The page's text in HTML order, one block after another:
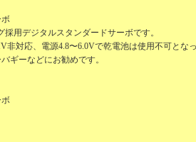
用デジタルスタンダードサーボです。
非対応、電源4.8〜6.0Vで乾電池は使用不可とな
ギーなどにお勧めです。